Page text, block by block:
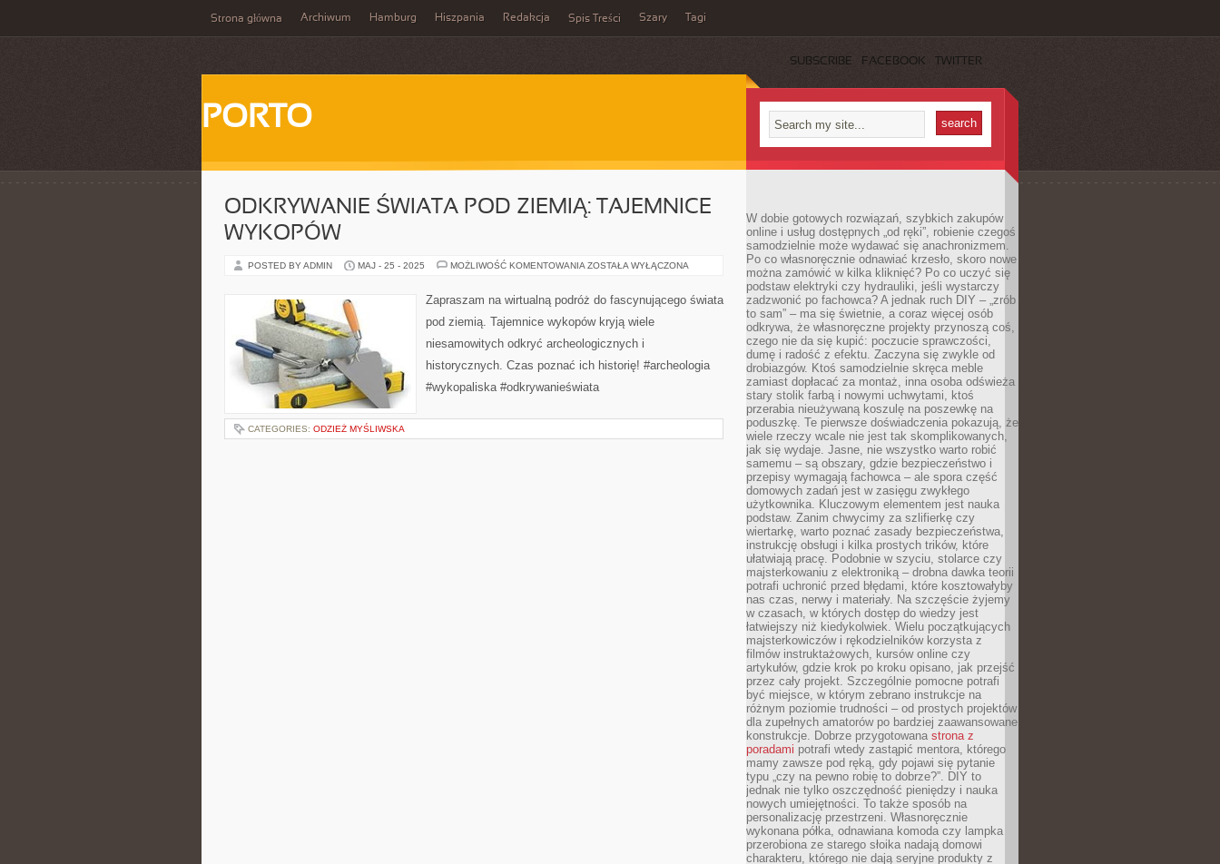
Strona główna Archiwum Hamburg Hiszpania Redakcja Spis Treści Szary Tagi
SUBSCRIBE FACEBOOK TWITTER
PORTO
ODKRYWANIE ŚWIATA POD ZIEMIĄ: TAJEMNICE
WYKOPÓW
POSTED BY ADMIN MAJ - 25 - 2025 MOŻLIWOŚĆ KOMENTOWANIA ODKRYWANIE
ZIEMIĄ:
TAJEMNICE
ZOSTAŁA WYŁĄCZONA
Zapraszam na wirtualną podróż do fascynującego świata
pod ziemią. Tajemnice wykopów kryją wiele
niesamowitych odkryć archeologicznych i
historycznych. Czas poznać ich historię! #archeologia
#wykopaliska #odkrywanieświata
CATEGORIES: ODZIEŻ MYŚLIWSKA
W dobie gotowych rozwiązań, szybkich zakupów
online i usług dostępnych „od ręki”, robienie czegoś
samodzielnie może wydawać się anachronizmem.
Po co własnoręcznie odnawiać krzesło, skoro nowe
można zamówić w kilka kliknięć? Po co uczyć się
podstaw elektryki czy hydrauliki, jeśli wystarczy
zadzwonić po fachowca? A jednak ruch DIY – „zrób
to sam” – ma się świetnie, a coraz więcej osób
odkrywa, że własnoręczne projekty przynoszą coś,
czego nie da się kupić: poczucie sprawczości,
dumę i radość z efektu. Zaczyna się zwykle od
drobiazgów. Ktoś samodzielnie skręca meble
zamiast dopłacać za montaż, inna osoba odświeża
stary stolik farbą i nowymi uchwytami, ktoś
przerabia nieużywaną koszulę na poszewkę na
poduszkę. Te pierwsze doświadczenia pokazują, że
wiele rzeczy wcale nie jest tak skomplikowanych,
jak się wydaje. Jasne, nie wszystko warto robić
samemu – są obszary, gdzie bezpieczeństwo i
przepisy wymagają fachowca – ale spora część
domowych zadań jest w zasięgu zwykłego
użytkownika. Kluczowym elementem jest nauka
podstaw. Zanim chwycimy za szlifierkę czy
wiertarkę, warto poznać zasady bezpieczeństwa,
instrukcję obsługi i kilka prostych trików, które
ułatwiają pracę. Podobnie w szyciu, stolarce czy
majsterkowaniu z elektroniką – drobna dawka teorii
potrafi uchronić przed błędami, które kosztowałyby
nas czas, nerwy i materiały. Na szczęście żyjemy
w czasach, w których dostęp do wiedzy jest
łatwiejszy niż kiedykolwiek. Wielu początkujących
majsterkowiczów i rękodzielników korzysta z
filmów instruktażowych, kursów online czy
artykułów, gdzie krok po kroku opisano, jak przejść
przez cały projekt. Szczególnie pomocne potrafi
być miejsce, w którym zebrano instrukcje na
różnym poziomie trudności – od prostych projektów
dla zupełnych amatorów po bardziej zaawansowane
konstrukcje. Dobrze przygotowana strona z
poradami potrafi wtedy zastąpić mentora, którego
mamy zawsze pod ręką, gdy pojawi się pytanie
typu „czy na pewno robię to dobrze?”. DIY to
jednak nie tylko oszczędność pieniędzy i nauka
nowych umiejętności. To także sposób na
personalizację przestrzeni. Własnoręcznie
wykonana półka, odnawiana komoda czy lampka
przerobiona ze starego słoika nadają domowi
charakteru, którego nie dają seryjne produkty z